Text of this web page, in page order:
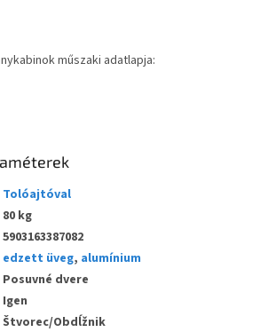
műszaki adatlapja:
Tolóajtóval
80 kg
5903163387082
edzett üveg, alumínium
Posuvné dvere
Igen
Štvorec/Obdĺžnik